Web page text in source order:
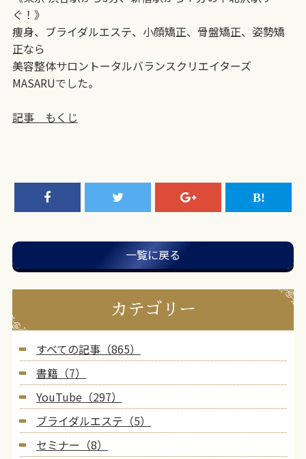
ぐ！》
痩身、ブライダルエステ、小顔矯正、骨盤矯正、姿勢矯
正なら
美容整体サロントータルバランスクリエイターズ
MASARUでした。
記事 もくじ
一覧に戻る
カテゴリー
すべての記事（865）
書籍（7）
YouTube（297）
ブライダルエステ（5）
セミナー（8）